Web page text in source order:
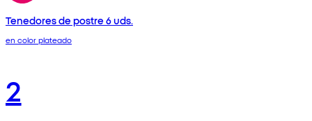
Tenedores de postre 6 uds.
en color plateado
2